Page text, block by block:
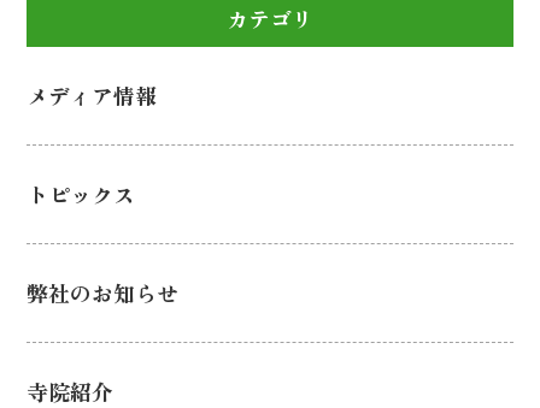
カテゴリ
メディア情報
トピックス
弊社のお知らせ
寺院紹介